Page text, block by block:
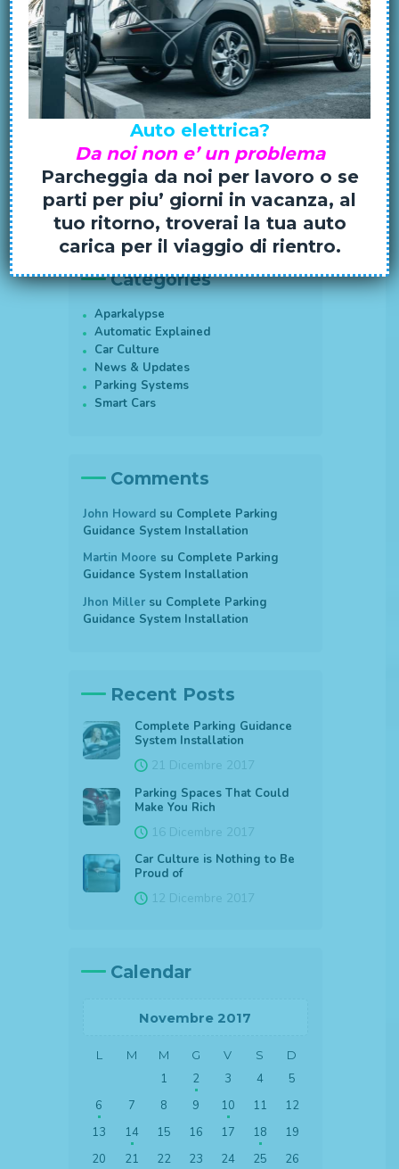
Search
Ricerca
per:
Categories
Aparkalypse
Automatic Explained
Car Culture
News & Updates
Parking Systems
Smart Cars
Comments
John Howardsu Complete Parking
Guidance System Installation
Martin Moore su Complete Parking
Guidance System Installation
Jhon Millersu Complete Parking
Guidance System Installation
Recent Posts
Complete Parking Guidance
System Installation
21 Dicembre 2017
Parking Spaces That Could
Make You Rich
16 Dicembre 2017
Car Culture is Nothing to Be
Proud of
12 Dicembre 2017
Calendar
Novembre 2017
L M M G V S D
1 2 3 4
5
6
7 8 9 10 11
12
13
14 15 16 17 18
19
20
21 22 23 24 25
26
Auto elettrica?
Da noi non e’ un problema
Parcheggia da noi per lavoro o se
parti per piu’ giorni in vacanza, al
tuo ritorno, troverai la tua auto
carica per il viaggio di rientro.